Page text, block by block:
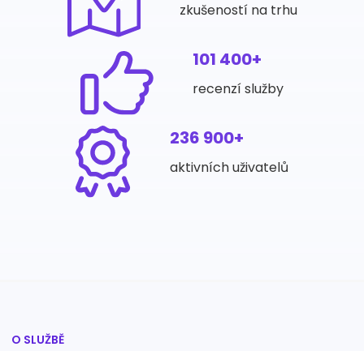
zkušeností na trhu
101 400+
recenzí služby
236 900+
aktivních uživatelů
O SLUŽBĚ